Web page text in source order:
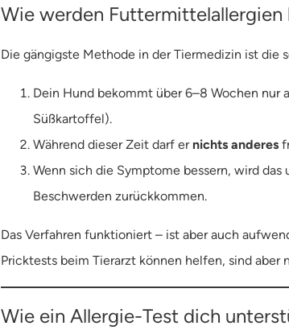
Wie werden Futtermittelallergien
Die gängigste Methode in der Tiermedizin ist die
Dein Hund bekommt über 6–8 Wochen nur
Süßkartoffel).
Während dieser Zeit darf er nichts anderes
Wenn sich die Symptome bessern, wird
Beschwerden zurückkommen.
Das Verfahren funktioniert – ist aber auch
Pricktests beim Tierarzt können helfen, sind aber
Wie ein Allergie-Test dich